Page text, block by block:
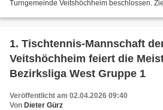
Turngemeinde Veitshöchheim beschlossen.
1. Tischtennis-Mannschaft
Veitshöchheim feiert die
Bezirksliga West Gruppe 1
Veröffentlicht am 02.04.2026 09:40
Von Dieter Gürz